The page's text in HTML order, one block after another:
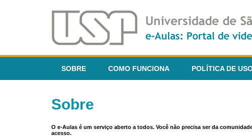
SOBRE COMO FUNCIONA POLÍTICA DE
Sobre
O e-Aulas é um serviço aberto a todos. Você não precisa ser da
acesso.